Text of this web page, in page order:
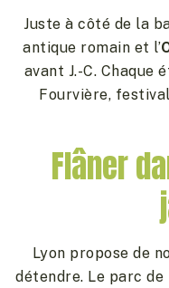
Juste à côté de la
antique romain et l’
avant J.-C. Chaque
Fourvière,
Flâner
Lyon propose de
détendre. Le parc de